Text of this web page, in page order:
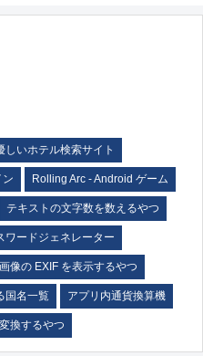
しいホテル検索サイト
Rolling Arc - Android ゲーム
テキストの文字数を数えるやつ
ワードジェネレーター
画像の EXIF を表示するやつ
国名一覧 アプリ内通貨換算機
換するやつ